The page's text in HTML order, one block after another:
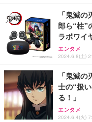
「鬼滅
郎ら“柱”
ラボワイ
エンタメ
2024.6.8(土)
「鬼滅
士の“扱
る！」
エンタメ
2024.6.4(火)